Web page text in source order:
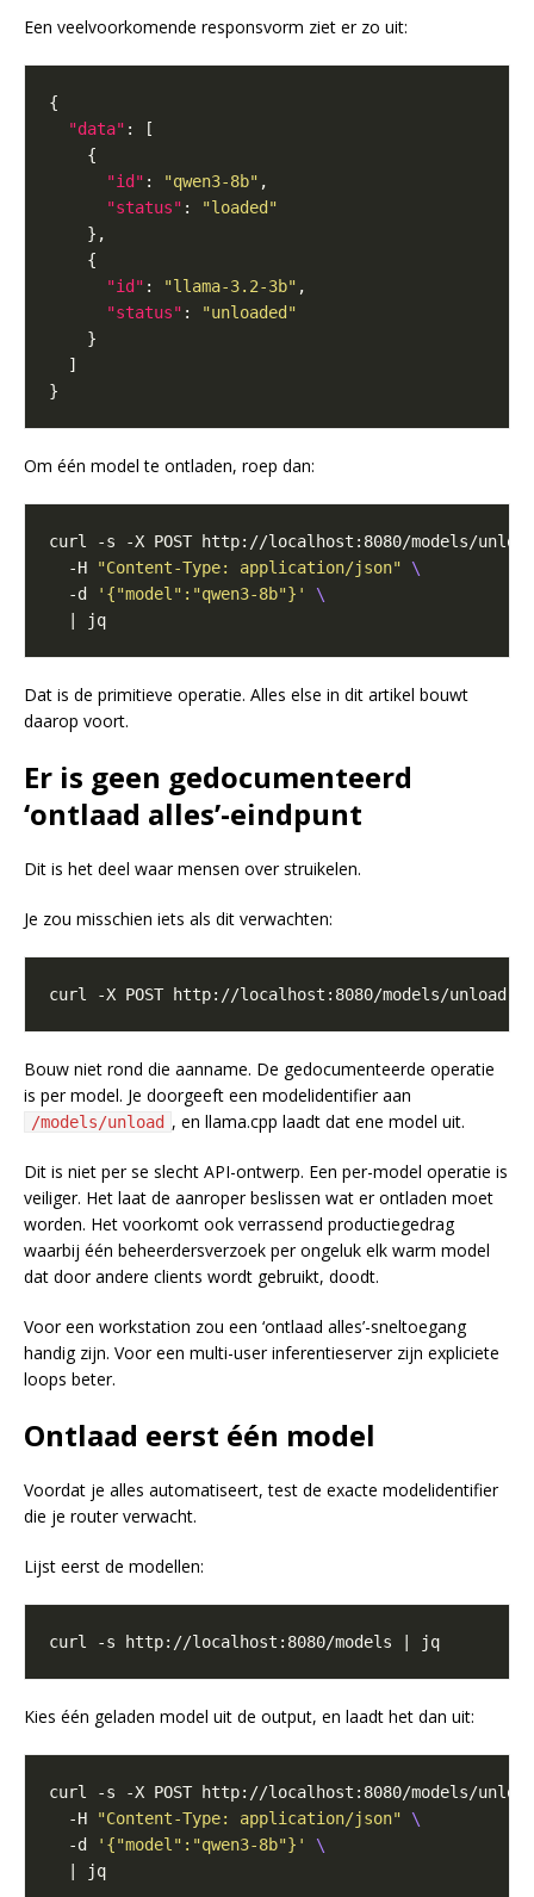
Een veelvoorkomende responsvorm ziet er zo uit:
"data"
"id" : "qwen3-8b"
"status" :
"loaded"
"id" : "llama-3.2-3b"
"status" :
"unloaded"
Om één model te ontladen, roep dan:
curl -s -X POST http://localhost:8080/models/
  -H
"Content-Type: application/json"
  -d
'{"model":"qwen3-8b"}'
Dat is de primitieve operatie. Alles else in dit artikel bouwt
daarop voort.
Er is geen gedocumenteerd
‘ontlaad alles’-eindpunt
Dit is het deel waar mensen over struikelen.
Je zou misschien iets als dit verwachten:
Bouw niet rond die aanname. De gedocumenteerde operatie
is per model. Je doorgeeft een modelidentifier aan
/models/unload , en llama.cpp laadt dat ene model uit.
Dit is niet per se slecht API-ontwerp. Een per-model operatie is
veiliger. Het laat de aanroper beslissen wat er ontladen moet
worden. Het voorkomt ook verrassend productiegedrag
waarbij één beheerdersverzoek per ongeluk elk warm model
dat door andere clients wordt gebruikt, doodt.
Voor een workstation zou een ‘ontlaad alles’-sneltoegang
handig zijn. Voor een multi-user inferentieserver zijn expliciete
loops beter.
Ontlaad eerst één model
Voordat je alles automatiseert, test de exacte modelidentifier
die je router verwacht.
Lijst eerst de modellen:
Kies één geladen model uit de output, en laadt het dan uit:
curl -s -X POST http://localhost:8080/models/
  -H
"Content-Type: application/json"
  -d
'{"model":"qwen3-8b"}'